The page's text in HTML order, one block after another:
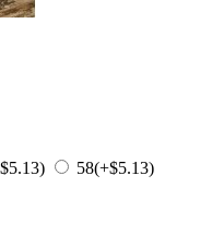
58(+$5.13)